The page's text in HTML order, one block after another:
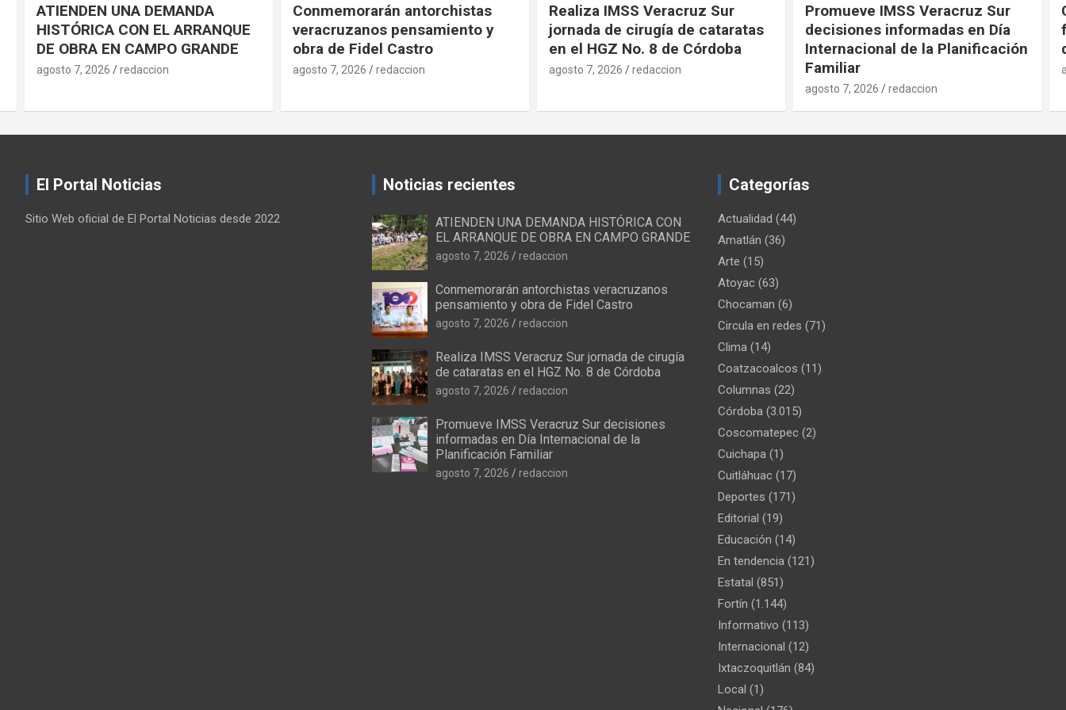
Conmemorarán antorchistas
veracruzanos pensamiento y
obra de Fidel Castro
agosto 7, 2026 redaccion
Realiza IMSS Veracruz Sur
jornada de cirugía de cataratas
en el HGZ No. 8 de Córdoba
agosto 7, 2026 redaccion
Promueve IMSS Veracruz Sur
decisiones informadas en Día
Internacional de la Planificación
Familiar
Convocan a productores
fortinenses a la Actualización
de sus Datos
agosto 7, 2026
El Portal Noticias
Sitio Web oficial de El Portal Noticias desde 2022
Noticias recientes
ATIENDEN UNA DEMANDA HISTÓRICA CON
EL ARRANQUE DE OBRA EN CAMPO GRANDE
agosto 7, 2026 redaccion
Conmemorarán antorchistas veracruzanos
pensamiento y obra de Fidel Castro
agosto 7, 2026 redaccion
Realiza IMSS Veracruz Sur jornada de cirugía
de cataratas en el HGZ No. 8 de Córdoba
agosto 7, 2026 redaccion
Promueve IMSS Veracruz Sur decisiones
informadas en Día Internacional de la
Planificación Familiar
agosto 7, 2026 redaccion
Categorías
Actualidad (44)
Amatlán (36)
Arte (15)
Atoyac (63)
Chocaman (6)
Circula en redes (71)
Clima (14)
Coatzacoalcos (11)
Columnas (22)
Córdoba (3.015)
Coscomatepec (2)
Cuichapa (1)
Cuitláhuac (17)
Deportes (171)
Editorial (19)
Educación (14)
En tendencia (121)
Estatal (851)
Fortín (1.144)
Informativo (113)
Internacional (12)
Ixtaczoquitlán (84)
Local (1)